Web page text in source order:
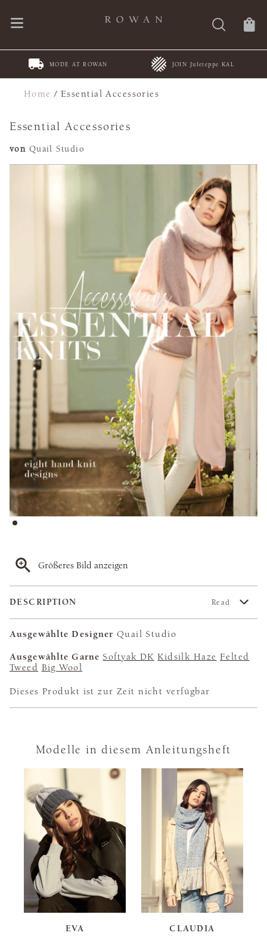
MODE AT ROWAN JOIN Juleteppe KAL
Home /Essential Accessories
Essential Accessories
von Quail Studio
Größeres Bild anzeigen
DESCRIPTION Read
Ausgewählte Designer Quail Studio
Ausgewählte Garne Softyak DK Kidsilk Haze Felted
Tweed Big Wool
Dieses Produkt ist zur Zeit nicht verfügbar
Modelle in diesem Anleitungsheft
EVA CLAUDIA